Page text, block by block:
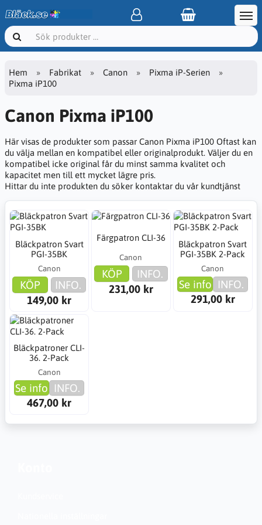
Hem Fabrikat Canon
Pixma iP-Serien
Pixma iP100
Canon Pixma iP100
Här visas de produkter som passar Canon Pixma iP100 Oftast kan
du välja mellan en kompatibel eller originalprodukt. Väljer du en
kompatibel icke original får du minst samma kvalitet och
kapacitet men till ett mycket lägre pris.
Hittar du inte produkten du söker kontaktar du vår kundtjänst
Bläckpatron Svart
PGI-35BK
Canon
KÖP
INFO.
149,00 kr
Färgpatron CLI-36
Canon
KÖP
INFO.
231,00 kr
Bläckpatron Svart
PGI-35BK 2-Pack
Canon
Se info INFO.
291,00 kr
Bläckpatroner CLI-
36. 2-Pack
Canon
Se info INFO.
467,00 kr